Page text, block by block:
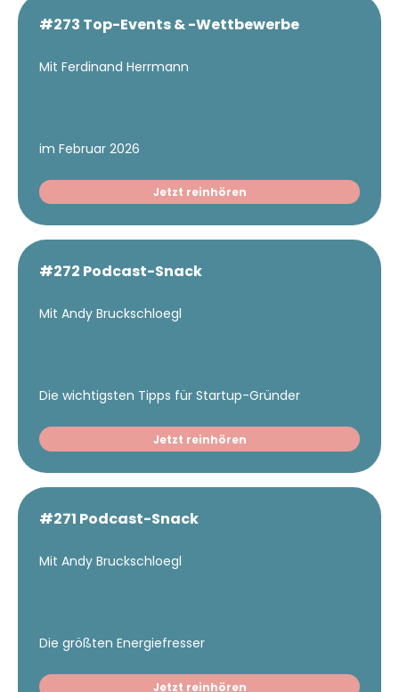
#273 Top-Events & -Wettbewerbe
Mit Ferdinand Herrmann
im Februar 2026
Jetzt reinhören
#272 Podcast-Snack
Mit Andy Bruckschloegl
Die wichtigsten Tipps für Startup-Gründer
Jetzt reinhören
#271 Podcast-Snack
Mit Andy Bruckschloegl
Die größten Energiefresser
Jetzt reinhören